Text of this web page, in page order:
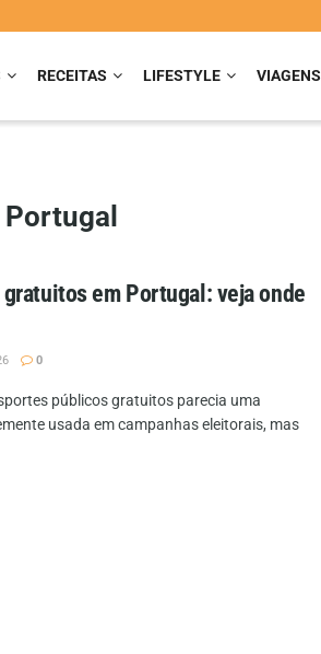
RECEITAS LIFESTYLE VIAGENS
em Portugal: veja onde
0
públicos gratuitos parecia uma
usada em campanhas eleitorais, mas